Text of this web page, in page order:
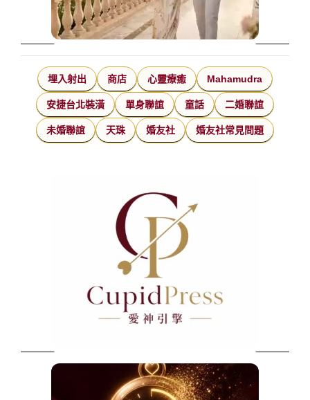
埋入射出 商店 心靈療癒 Mahamudra
安捷台北裝潢 單身聯誼 童話 二婚聯誼
未婚聯誼 天珠 婚友社 婚友社常見問題